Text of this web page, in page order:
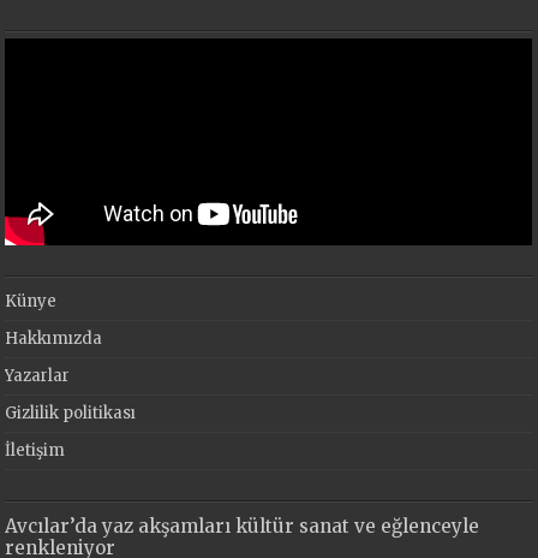
Künye
Hakkımızda
Yazarlar
Gizlilik politikası
İletişim
Avcılar’da yaz akşamları kültür sanat ve eğlenceyle
renkleniyor